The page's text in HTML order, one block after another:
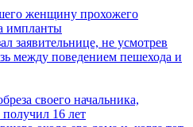
женщину прохожего
импланты
заявительнице, не усмотрев
между поведением пешехода и
своего начальника,
16 лет